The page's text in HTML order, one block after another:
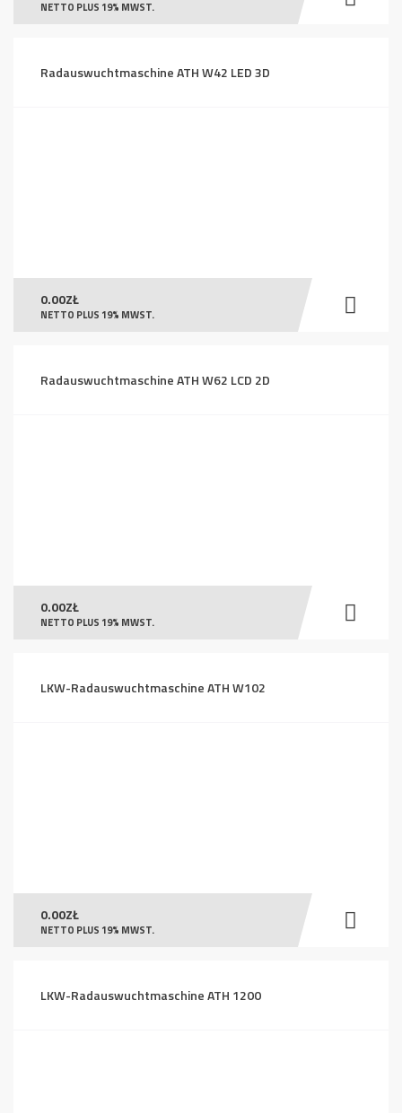
NETTO PLUS 19% MWST.
Radauswuchtmaschine ATH W42 LED 3D
0.00ZŁ
NETTO PLUS 19% MWST.
Radauswuchtmaschine ATH W62 LCD 2D
0.00ZŁ
NETTO PLUS 19% MWST.
LKW-Radauswuchtmaschine ATH W102
0.00ZŁ
NETTO PLUS 19% MWST.
LKW-Radauswuchtmaschine ATH 1200